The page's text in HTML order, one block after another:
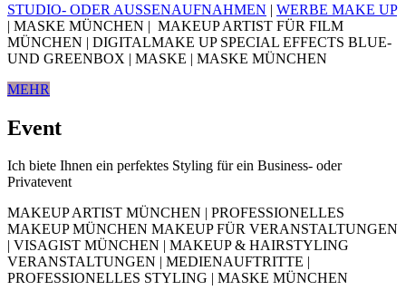
STUDIO- ODER AUSSENAUFNAHMEN | WERBE MAKE UP
| MASKE MÜNCHEN | MAKEUP ARTIST FÜR FILM
MÜNCHEN | DIGITALMAKE UP SPECIAL EFFECTS BLUE-
UND GREENBOX | MASKE | MASKE MÜNCHEN
MEHR
Event
Ich biete Ihnen ein perfektes Styling für ein Business- oder
Privatevent
MAKEUP ARTIST MÜNCHEN | PROFESSIONELLES
MAKEUP MÜNCHEN MAKEUP FÜR VERANSTALTUNGEN
| VISAGIST MÜNCHEN | MAKEUP & HAIRSTYLING
VERANSTALTUNGEN | MEDIENAUFTRITTE |
PROFESSIONELLES STYLING | MASKE MÜNCHEN